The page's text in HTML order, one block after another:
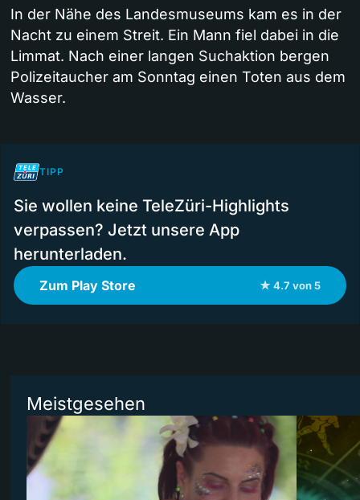
In der Nähe des Landesmuseums kam es in der
Nacht zu einem Streit. Ein Mann fiel dabei in die
Limmat. Nach einer langen Suchaktion bergen
Polizeitaucher am Sonntag einen Toten aus dem
Wasser.
TIPP
Sie wollen keine TeleZüri-Highlights
verpassen? Jetzt unsere App
herunterladen.
Zum Play Store ★ 4.7 von 5
Meistgesehen